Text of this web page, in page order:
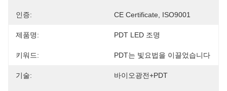
인증: CE Certificate, ISO9001
제품명: PDT LED 조명
키워드: PDT는 빛요법을 이끌었습니다
기술: 바이오광전+PDT